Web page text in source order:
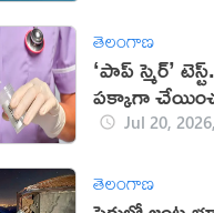
తెలంగాణ
‘పాప్ స్మెర్’
పక్కాగా
వైద్యులు
Jul 20,
తెలంగాణ